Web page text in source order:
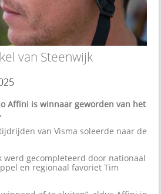
van Steenwijk
Affini is winnaar geworden van het
van Visma soleerde naar de
werd gecompleteerd door nationaal
en regionaal favoriet Tim